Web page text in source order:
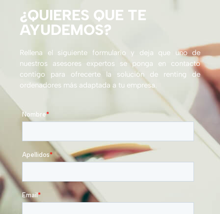
¿QUIERES QUE TE
AYUDEMOS?
Rellena el siguiente formulario y deja que uno de
nuestros asesores expertos se ponga en contacto
contigo para ofrecerte la solución de renting de
ordenadores más adaptada a tu empresa.